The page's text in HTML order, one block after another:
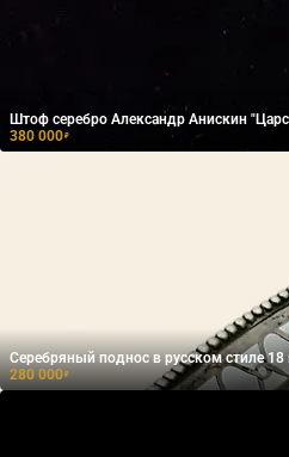
Штоф серебро Александр Анискин
380 000₽
Серебряный ​поднос в русском стиле 18
280 000₽